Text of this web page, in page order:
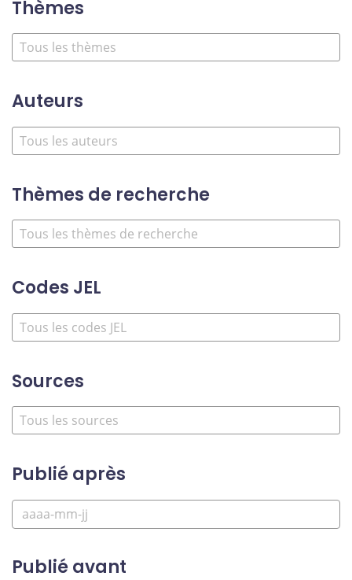
Thèmes
Auteurs
Thèmes de recherche
Codes JEL
Sources
Publié après
Publié avant